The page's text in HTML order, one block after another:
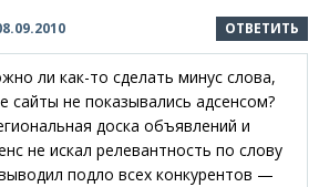
ОТВЕТИТЬ
ли как-то сделать минус слова,
сайты не показывались адсенсом?
доска объявлений и
не искал релевантность по слову
подло всех конкурентов —